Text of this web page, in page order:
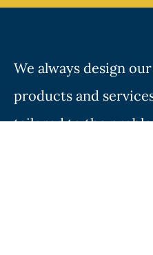
We always design our
products and
tailored to the